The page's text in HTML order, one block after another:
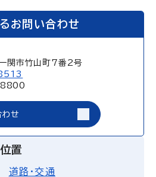
お問い合わせ
関市竹山町7番2号
8800
せ
置
道路・交通